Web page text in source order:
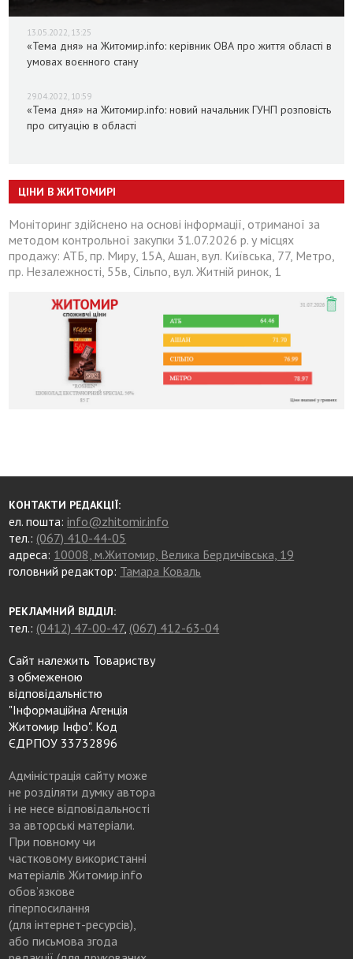
13.05.2022, 13:25
«Тема дня» на Житомир.info: керівник ОВА про життя області в
умовах воєнного стану
29.04.2022, 10:59
«Тема дня» на Житомир.info: новий начальник ГУНП розповість
про ситуацію в області
ЦІНИ В ЖИТОМИРІ
Моніторинг здійснено на основі інформації, отриманої за
методом контрольної закупки 31.07.2026 р. у місцях
продажу: АТБ, пр. Миру, 15А, Ашан, вул. Київська, 77, Метро,
пр. Незалежності, 55в, Сільпо, вул. Житній ринок, 1
КОНТАКТИ РЕДАКЦІЇ:
ел. пошта:info@zhitomir.info
тел.: (067) 410-44-05
адреса: 10008, м.Житомир, Велика Бердичівська, 19
головний редактор: Тамара Коваль
РЕКЛАМНИЙ ВІДДІЛ:
тел.: (0412) 47-00-47, (067) 412-63-04
Сайт належить Товариству
з обмеженою
відповідальністю
"Інформаційна Агенція
Житомир Інфо". Код
ЄДРПОУ 33732896
Адміністрація сайту може
не розділяти думку автора
і не несе відповідальності
за авторські матеріали.
При повному чи
частковому використанні
матеріалів Житомир.info
обов’язкове
гіперпосилання
(для інтернет-ресурсів),
або письмова згода